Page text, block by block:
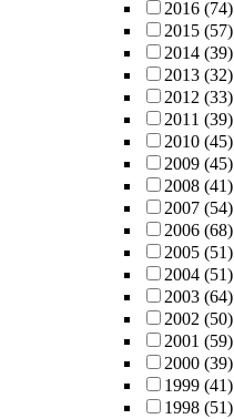
2016 (74)
2015 (57)
2014 (39)
2013 (32)
2012 (33)
2011 (39)
2010 (45)
2009 (45)
2008 (41)
2007 (54)
2006 (68)
2005 (51)
2004 (51)
2003 (64)
2002 (50)
2001 (59)
2000 (39)
1999 (41)
1998 (51)